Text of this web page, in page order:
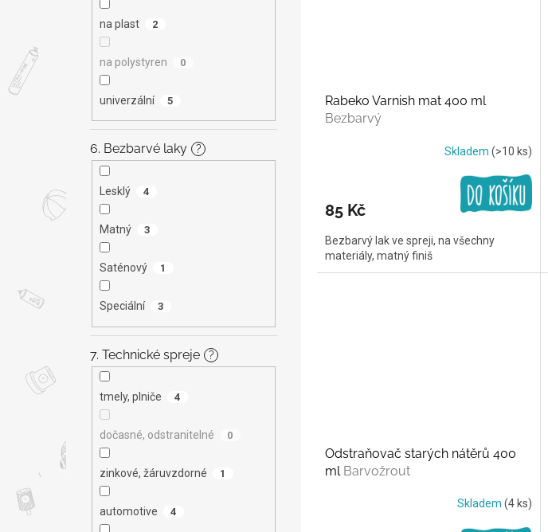
na plast 2
na polystyren 0
univerzální 5
6. Bezbarvé laky ?
Lesklý 4
Matný 3
Saténový 1
Speciální 3
7. Technické spreje ?
tmely, plniče 4
dočasné, odstranitelné 0
zinkové, žáruvzdorné 1
automotive 4
Rabeko Varnish mat 400 ml
Bezbarvý
Skladem (>10 ks)
85 Kč
Bezbarvý lak ve spreji, na všechny
materiály, matný finiš
Odstraňovač starých nátěrů 400
ml Barvožrout
Skladem (4 ks)